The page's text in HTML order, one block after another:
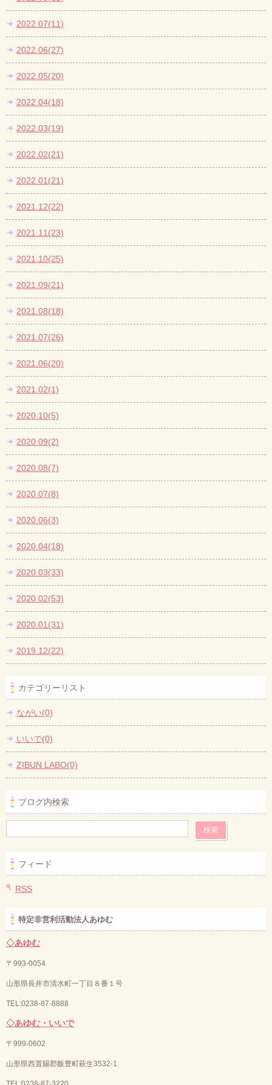
2022.07(11)
2022.06(27)
2022.05(20)
2022.04(18)
2022.03(19)
2022.02(21)
2022.01(21)
2021.12(22)
2021.11(23)
2021.10(25)
2021.09(21)
2021.08(18)
2021.07(26)
2021.06(20)
2021.02(1)
2020.10(5)
2020.09(2)
2020.08(7)
2020.07(8)
2020.06(3)
2020.04(18)
2020.03(33)
2020.02(53)
2020.01(31)
2019.12(22)
カテゴリーリスト
ながい(0)
いいで(0)
ZIBUN LABO(0)
ブログ内検索
フィード
RSS
特定非営利活動法人あゆむ
◇あゆむ
〒993-0054
山形県長井市清水町一丁目８番１号
TEL:0238-87-8888
◇あゆむ・いいで
〒 999-0602
山形県西置賜郡飯豊町萩生3532-1